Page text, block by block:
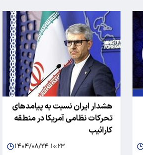
هشدار ایران نسبت به پیامدهای
تحرکات نظامی آمریکا در منطقه
کارائیب
۱۴۰۴/۰۸/۲۴ ۱۰:۲۳